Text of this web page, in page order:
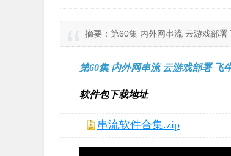
摘要： 第60集 内外网串流 云游戏部署
第60集 内外网串流 云游戏部署 飞
软件包下载地址
串流软件合集.zip